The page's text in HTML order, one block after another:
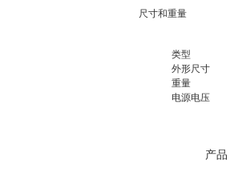
尺寸和重量
类型
外形尺寸
重量
电源电压
产品